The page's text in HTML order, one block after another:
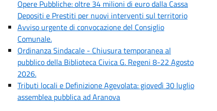
Opere Pubbliche: oltre 34 milioni di euro dalla Cassa
Depositi e Prestiti per nuovi interventi sul territorio
Avviso urgente di convocazione del Consiglio
Comunale.
Ordinanza Sindacale - Chiusura temporanea al
pubblico della Biblioteca Civica G. Regeni 8-22 Agosto
2026.
Tributi locali e Definizione Agevolata: giovedì 30 luglio
assemblea pubblica ad Aranova